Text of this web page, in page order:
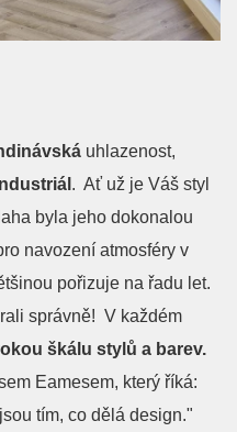
uhlazenost,
. Ať už je Váš styl
byla jeho dokonalou
navození atmosféry v
pořizuje na řadu let.
správně! V každém
škálu stylů a barev.
Eamesem, který říká:
tím, co dělá design."